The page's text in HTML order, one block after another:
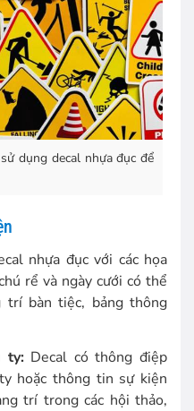
dụng decal nhựa đục để
nhựa đục với các họa
rể và ngày cưới có thể
trí bàn tiệc, bảng thông
ty: Decal có thông điệp
hoặc thông tin sự kiện
trí trong các hội thảo,